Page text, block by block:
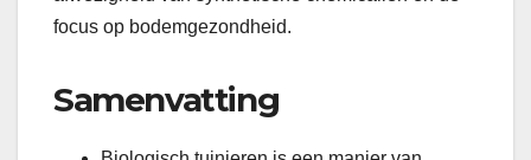
focus op bodemgezondheid.
Samenvatting